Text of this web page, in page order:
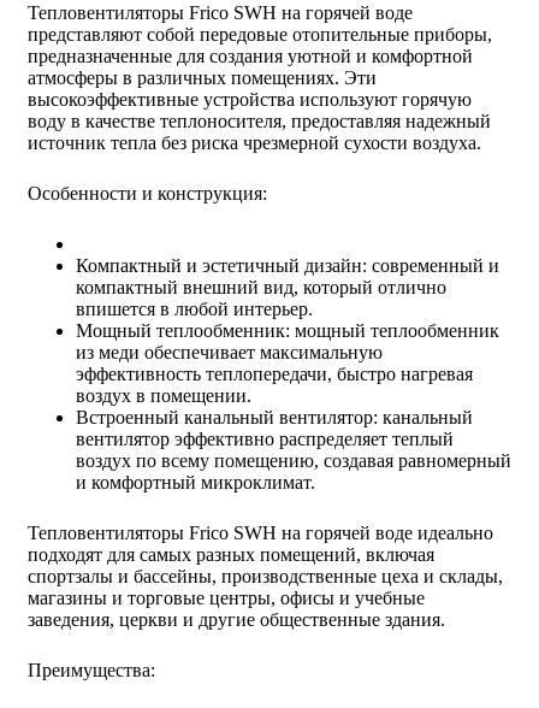
Тепловентиляторы Frico SWH на горячей воде
представляют собой передовые отопительные приборы,
предназначенные для создания уютной и комфортной
атмосферы в различных помещениях. Эти
высокоэффективные устройства используют горячую
воду в качестве теплоносителя, предоставляя надежный
источник тепла без риска чрезмерной сухости воздуха.
Особенности и конструкция:
Компактный и эстетичный дизайн: современный и
компактный внешний вид, который отлично
впишется в любой интерьер.
Мощный теплообменник: мощный теплообменник
из меди обеспечивает максимальную
эффективность теплопередачи, быстро нагревая
воздух в помещении.
Встроенный канальный вентилятор: канальный
вентилятор эффективно распределяет теплый
воздух по всему помещению, создавая равномерный
и комфортный микроклимат.
Тепловентиляторы Frico SWH на горячей воде идеально
подходят для самых разных помещений, включая
спортзалы и бассейны, производственные цеха и склады,
магазины и торговые центры, офисы и учебные
заведения, церкви и другие общественные здания.
Преимущества: